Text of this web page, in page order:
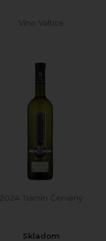
Víno Valtice
2024 Tramín Červený
Skladom